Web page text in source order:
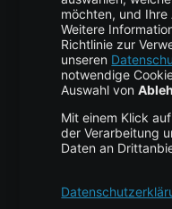
users
?)";
>prepare
$email,